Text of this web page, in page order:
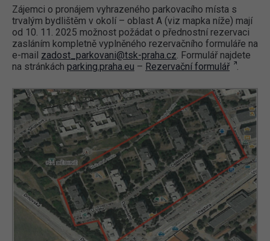
Zájemci o pronájem vyhrazeného parkovacího místa s
trvalým bydlištěm v okolí – oblast A (viz mapka níže) mají
od 10. 11. 2025 možnost požádat o přednostní rezervaci
zasláním kompletně vyplněného rezervačního formuláře na
e-mail zadost_parkovani@tsk-praha.cz. Formulář najdete
na stránkách parking.praha.eu – Rezervační formulář .